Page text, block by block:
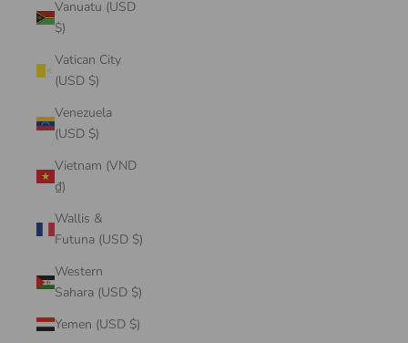
Vanuatu (USD
$)
Vatican City
(USD $)
Venezuela
(USD $)
Vietnam (VND
₫)
Wallis &
Futuna (USD $)
Western
Sahara (USD $)
Yemen (USD $)